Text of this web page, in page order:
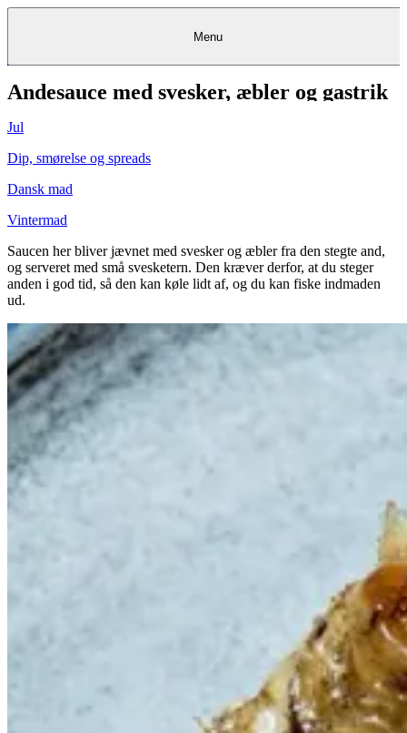
KantineKantineKantine
FrokostordningFrokostordningFrokostordning
& Teambuilding
OpskrifterOpskrifter
RestauranterRestauranter&&BagerierBagerierRestauranter &
Bagerier
ProjekterProjekter&
rådgivning
Eventkalender
KøbKøbgavekortgavekortKøb gavekort
KundeserviceKundeserviceKundeservice
Menu
Andesauce med svesker, æbler og gastrik
Jul
Dip, smørelse og spreads
Dansk mad
Vintermad
Saucen her bliver jævnet med svesker og æbler fra den stegte and,
og serveret med små svesketern. Den kræver derfor, at du steger
anden i god tid, så den kan køle lidt af, og du kan fiske indmaden
ud.